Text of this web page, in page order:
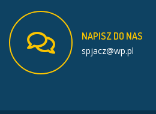
NAPISZDO NAS
spjacz@wp.pl